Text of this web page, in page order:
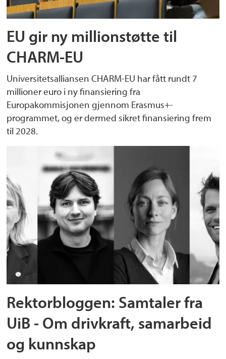
EU gir ny millionstøtte til
CHARM-EU
Universitetsalliansen CHARM-EU har fått rundt 7
millioner euro i ny finansiering fra
Europakommisjonen gjennom Erasmus+-
programmet, og er dermed sikret finansiering frem
til 2028.
Rektorbloggen: Samtaler fra
UiB - Om drivkraft, samarbeid
og kunnskap